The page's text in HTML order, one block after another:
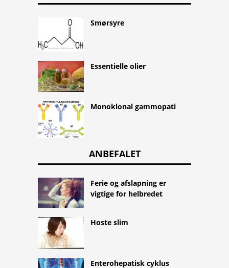
Smørsyre
Essentielle olier
Monoklonal gammopati
ANBEFALET
Ferie og afslapning er
vigtige for helbredet
Hoste slim
Enterohepatisk cyklus